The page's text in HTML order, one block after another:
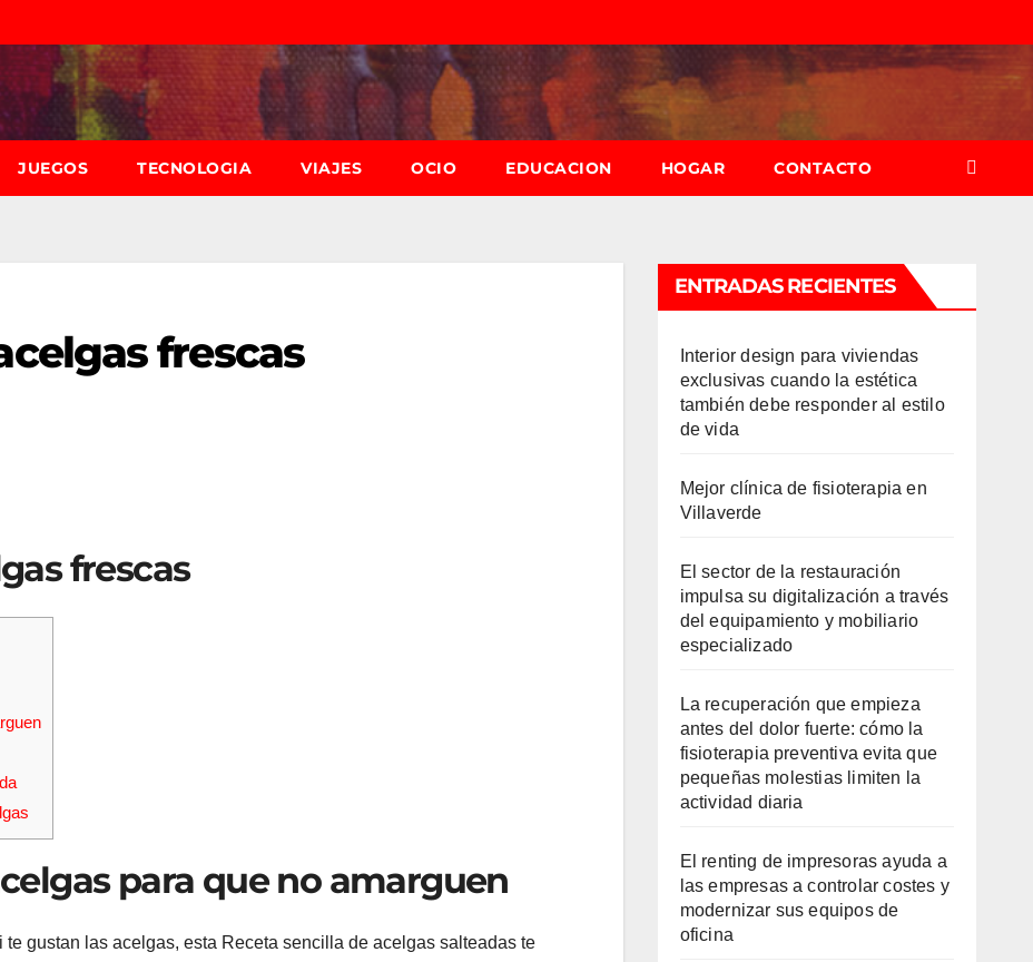
JUEGOS TECNOLOGIA VIAJES OCIO EDUCACION HOGAR CONTACTO
frescas
frescas
para que no amarguen
gustan las acelgas, esta Receta sencilla de acelgas salteadas te
ENTRADAS RECIENTES
Interior design para viviendas
exclusivas cuando la estética
también debe responder al estilo
de vida
Mejor clínica de fisioterapia en
Villaverde
El sector de la restauración
impulsa su digitalización a través
del equipamiento y mobiliario
especializado
La recuperación que empieza
antes del dolor fuerte: cómo la
fisioterapia preventiva evita que
pequeñas molestias limiten la
actividad diaria
El renting de impresoras ayuda a
las empresas a controlar costes y
modernizar sus equipos de
oficina